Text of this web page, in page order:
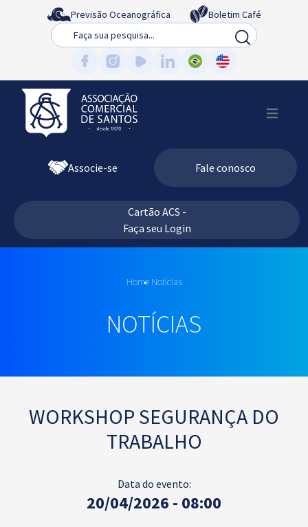
Previsão Oceanográfica
Boletim Café
Busca
Associe-se Fale conosco
Cartão ACS -
Faça seu Login
Home Notícias
NOTÍCIAS
WORKSHOP SEGURANÇA DO
TRABALHO
Data do evento:
20/04/2026 - 08:00